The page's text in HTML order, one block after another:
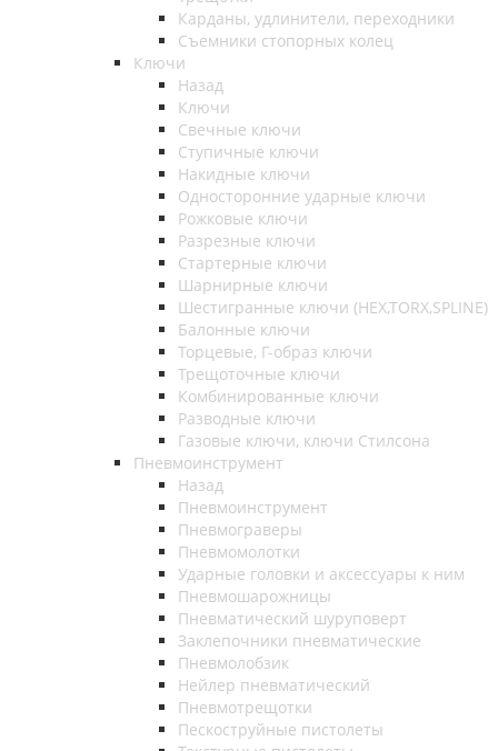
Карданы, удлинители, переходники
Съемники стопорных колец
Ключи
Назад
Ключи
Свечные ключи
Ступичные ключи
Накидные ключи
Односторонние ударные ключи
Рожковые ключи
Разрезные ключи
Стартерные ключи
Шарнирные ключи
Шестигранные ключи (HEX,TORX,SPLINE)
Балонные ключи
Торцевые, Г-образ ключи
Трещоточные ключи
Комбинированные ключи
Разводные ключи
Газовые ключи, ключи Стилсона
Пневмоинструмент
Назад
Пневмоинструмент
Пневмограверы
Пневмомолотки
Ударные головки и аксессуары к ним
Пневмошарожницы
Пневматический шуруповерт
Заклепочники пневматические
Пневмолобзик
Нейлер пневматический
Пневмотрещотки
Пескоструйные пистолеты